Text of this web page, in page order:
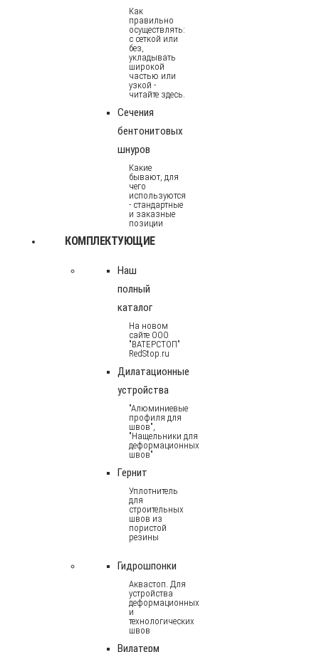
Как
правильно
осуществлять:
с сеткой или
без,
укладывать
широкой
частью или
узкой -
читайте здесь.
Сечения
бентонитовых
шнуров
Какие
бывают, для
чего
используются
- стандартные
и заказные
позиции
КОМПЛЕКТУЮЩИЕ
Наш
полный
каталог
На новом
сайте ООО
"ВАТЕРСТОП"
RedStop.ru
Дилатационные
устройства
"Алюминиевые
профиля для
швов",
"Нащельники для
деформационных
швов"
Гернит
Уплотнитель
для
строительных
швов из
пористой
резины
Гидрошпонки
Аквастоп. Для
устройства
деформационных
и
технологических
швов
Вилатерм